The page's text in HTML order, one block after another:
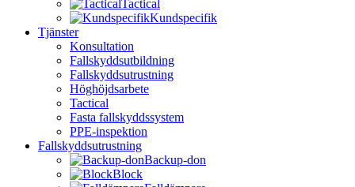
Tactical
Kundspecifik
Tjänster
Konsultation
Fallskyddsutbildning
Fallskyddsutrustning
Höghöjdsarbete
Tactical
Fasta fallskyddssystem
PPE-inspektion
Fallskyddsutrustning
Backup-don
Block